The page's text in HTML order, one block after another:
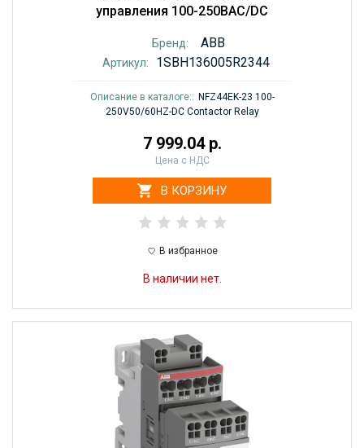
управления 100-250BAC/DC
Бренд: ABB
Артикул: 1SBH136005R2344
Описание в каталоге:: NFZ44EK-23 100-
250V50/60HZ-DC Contactor Relay
7 999.04 р.
Цена с НДС
В КОРЗИНУ
В избранное
В наличии нет.